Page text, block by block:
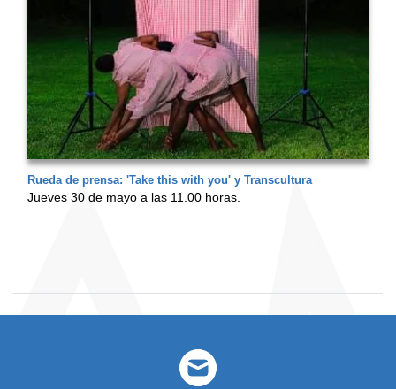
Rueda de prensa: 'Take this with you' y Transcultura
Jueves 30 de mayo a las 11.00 horas.